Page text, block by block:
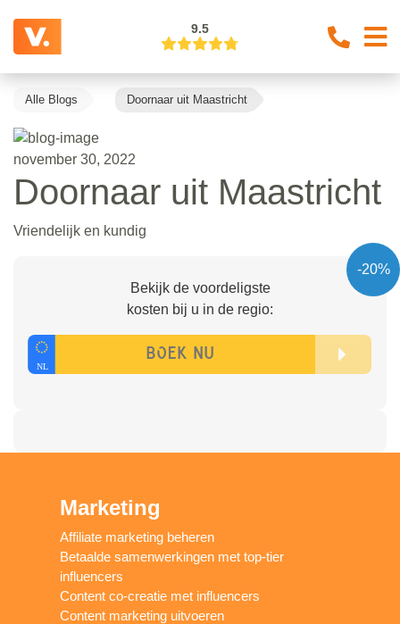
9.5
Alle Blogs Doornaar uit Maastricht
november 30, 2022
Doornaar uit Maastricht
Vriendelijk en kundig
-20%
Bekijk de voordeligste
kosten bij u in de regio:
Marketing
Affiliate marketing beheren
Betaalde samenwerkingen met top-tier
influencers
Content co-creatie met influencers
Content marketing uitvoeren